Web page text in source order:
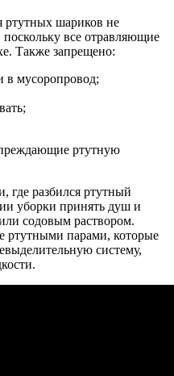
ртутных шариков не
все отравляющие
Также запрещено:
в мусоропровод;
ртутную
разбился ртутный
уборки принять душ и
содовым раствором.
ртутными парами, которые
систему,